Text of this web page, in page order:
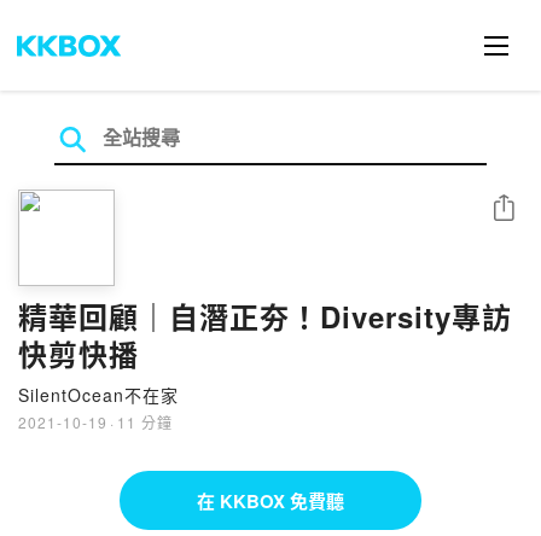
精華回顧｜自潛正夯！Diversity專訪
快剪快播
SilentOcean不在家
2021-10-19 · 11 分鐘
分享
在 KKBOX 免費聽